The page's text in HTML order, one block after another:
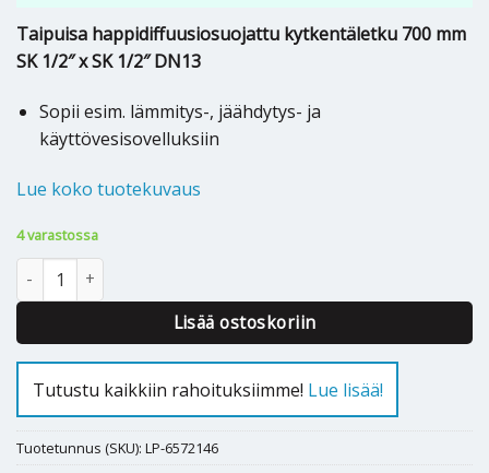
Taipuisa happidiffuusiosuojattu kytkentäletku 700 mm
SK 1/2″ x SK 1/2″ DN13
Sopii esim. lämmitys-, jäähdytys- ja
käyttövesisovelluksiin
Lue koko tuotekuvaus
4 varastossa
KYTKENTÄLETKU 700mm RST SK 1/2" x SK 1/2" O2B määrä
Lisää ostoskoriin
Tutustu kaikkiin rahoituksiimme! Lue lisää!
Tuotetunnus (SKU): LP-6572146